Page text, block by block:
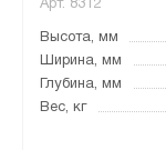
Арт. 8312
Высота, мм
Ширина, мм
Глубина, мм
Вес, кг